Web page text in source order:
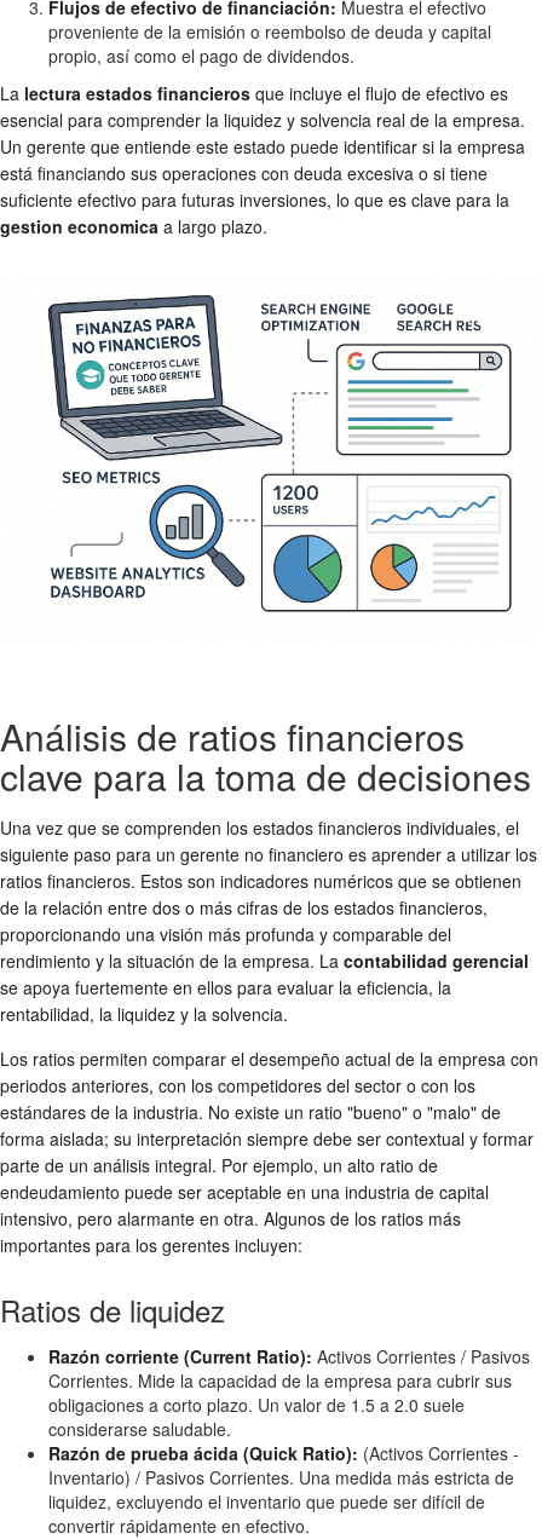
Flujos de efectivo de financiación: Muestra el efectivo
proveniente de la emisión o reembolso de deuda y capital
propio, así como el pago de dividendos.
La lectura estados financieros que incluye el flujo de efectivo es
esencial para comprender la liquidez y solvencia real de la empresa.
Un gerente que entiende este estado puede identificar si la empresa
está financiando sus operaciones con deuda excesiva o si tiene
suficiente efectivo para futuras inversiones, lo que es clave para la
gestion economica a largo plazo.
Análisis de ratios financieros
clave para la toma de decisiones
Una vez que se comprenden los estados financieros individuales, el
siguiente paso para un gerente no financiero es aprender a utilizar los
ratios financieros. Estos son indicadores numéricos que se obtienen
de la relación entre dos o más cifras de los estados financieros,
proporcionando una visión más profunda y comparable del
rendimiento y la situación de la empresa. La contabilidad gerencial
se apoya fuertemente en ellos para evaluar la eficiencia, la
rentabilidad, la liquidez y la solvencia.
Los ratios permiten comparar el desempeño actual de la empresa con
periodos anteriores, con los competidores del sector o con los
estándares de la industria. No existe un ratio "bueno" o "malo" de
forma aislada; su interpretación siempre debe ser contextual y formar
parte de un análisis integral. Por ejemplo, un alto ratio de
endeudamiento puede ser aceptable en una industria de capital
intensivo, pero alarmante en otra. Algunos de los ratios más
importantes para los gerentes incluyen:
Ratios de liquidez
Razón corriente (Current Ratio): Activos Corrientes / Pasivos
Corrientes. Mide la capacidad de la empresa para cubrir sus
obligaciones a corto plazo. Un valor de 1.5 a 2.0 suele
considerarse saludable.
Razón de prueba ácida (Quick Ratio): (Activos Corrientes -
Inventario) / Pasivos Corrientes. Una medida más estricta de
liquidez, excluyendo el inventario que puede ser difícil de
convertir rápidamente en efectivo.